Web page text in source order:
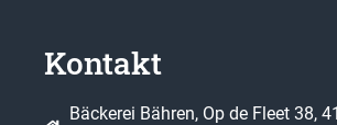
Kontakt
Bäckerei Bähren, Op de Fleet 38,